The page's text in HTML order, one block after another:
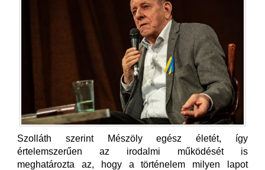
Szolláth szerint Mészöly egész életét, így
értelemszerűen az irodalmi működését is
meghatározta az, hogy a történelem milyen lapot